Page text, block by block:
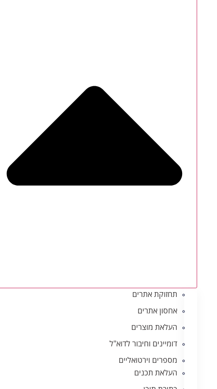
תחזוקת אתרים
אחסון אתרים
העלאת מוצרים
דומיינים וחיבור לדוא"ל
מספרים וירטואליים
העלאת תכנים